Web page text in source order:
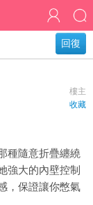
回復
樓主
收藏
種隨意折疊纏繞
強大的內壁控制
，保證讓你憋氣